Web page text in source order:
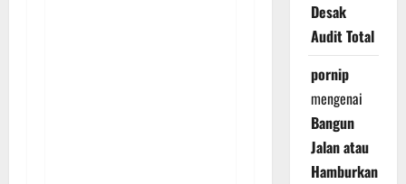
Desak
Audit Total
pornip
mengenai
Bangun
Jalan atau
Hamburkan